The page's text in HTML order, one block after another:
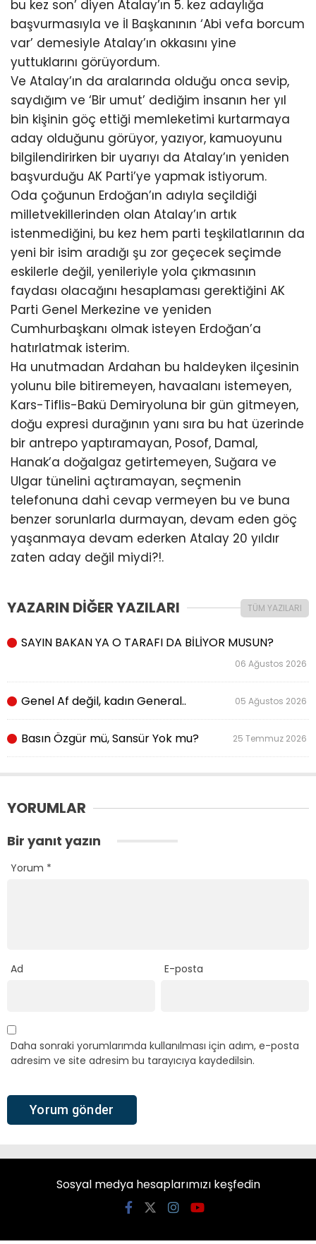
bu kez son’ diyen Atalay’ın 5. kez adaylığa
başvurmasıyla ve İl Başkanının ‘Abi vefa borcum
var’ demesiyle Atalay’ın okkasını yine
yuttuklarını görüyordum.
Ve Atalay’ın da aralarında olduğu onca sevip,
saydığım ve ‘Bir umut’ dediğim insanın her yıl
bin kişinin göç ettiği memleketimi kurtarmaya
aday olduğunu görüyor, yazıyor, kamuoyunu
bilgilendirirken bir uyarıyı da Atalay’ın yeniden
başvurduğu AK Parti’ye yapmak istiyorum.
Oda çoğunun Erdoğan’ın adıyla seçildiği
milletvekillerinden olan Atalay’ın artık
istenmediğini, bu kez hem parti teşkilatlarının da
yeni bir isim aradığı şu zor geçecek seçimde
eskilerle değil, yenileriyle yola çıkmasının
faydası olacağını hesaplaması gerektiğini AK
Parti Genel Merkezine ve yeniden
Cumhurbaşkanı olmak isteyen Erdoğan’a
hatırlatmak isterim.
Ha unutmadan Ardahan bu haldeyken ilçesinin
yolunu bile bitiremeyen, havaalanı istemeyen,
Kars-Tiflis-Bakü Demiryoluna bir gün gitmeyen,
doğu expresi durağının yanı sıra bu hat üzerinde
bir antrepo yaptıramayan, Posof, Damal,
Hanak’a doğalgaz getirtemeyen, Suğara ve
Ulgar tünelini açtıramayan, seçmenin
telefonuna dahi cevap vermeyen bu ve buna
benzer sorunlarla durmayan, devam eden göç
yaşanmaya devam ederken Atalay 20 yıldır
zaten aday değil miydi?!.
YAZARIN DİĞER YAZILARI TÜM YAZILARI
SAYIN BAKAN YA O TARAFI DA BİLİYOR MUSUN?
06 Ağustos 2026
Genel Af değil, kadın General.. 05 Ağustos 2026
Basın Özgür mü, Sansür Yok mu? 25 Temmuz 2026
YORUMLAR
Bir yanıt yazın
Yorum *
Ad E-posta
Daha sonraki yorumlarımda kullanılması için adım, e-posta
adresim ve site adresim bu tarayıcıya kaydedilsin.
Sosyal medya hesaplarımızı keşfedin